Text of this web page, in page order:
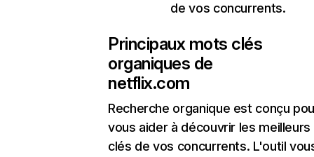
de vos concurrents.
Principaux mots clés
organiques de
netflix.com
Recherche organique est conçu
vous aider à découvrir les
clés de vos concurrents. L'outil